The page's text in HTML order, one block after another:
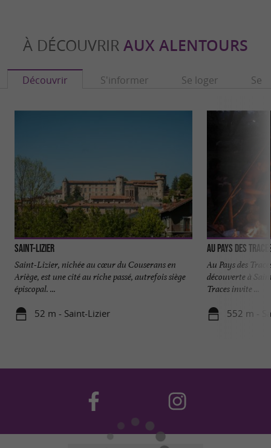
À DÉCOUVRIR AUX ALENTOURS
Découvrir S'informer Se loger Se
Saint-Lizier
Saint-Lizier, nichée au cœur du Couserans en
Ariège, est une cité au riche passé, autrefois siège
épiscopal. ...
52 m - Saint-Lizier
Au Pays des
Au Pays des
découverte à
Traces invite ...
552 m -